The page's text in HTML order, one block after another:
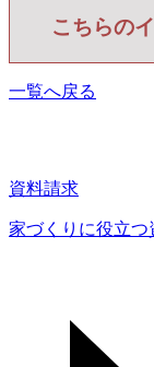
こちらの
一覧へ戻る
資料請求
家づくりに役立つ